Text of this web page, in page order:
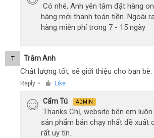
Có nhé, Anh yên tâm đặt hàng
hàng mới thanh toán tiền. Ngoài
hàng miễn phí trong 7 - 15 ngày
T Trâm Anh
Chất lượng tốt, sẽ giới thiệu cho bạn bè.
Reply ● Like
Cẩm Tú ADMIN
Thanks Chị, website bên em
sản phẩm bán chạy nhất đề xuất
rất uy tín.